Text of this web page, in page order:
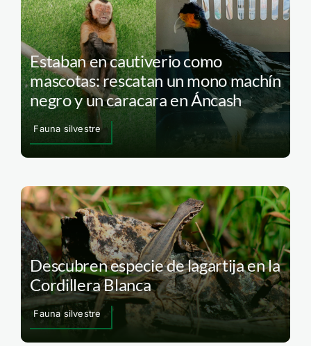
Estaban en cautiverio como
mascotas: rescatan un mono machín
negro y un caracara en Áncash
Fauna silvestre
Descubren especie de lagartija en la
Cordillera Blanca
Fauna silvestre